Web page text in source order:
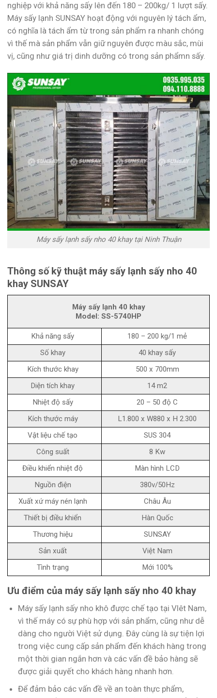
nghiệp với khả năng sấy lên đến 180 – 200kg/ 1 lượt sấy.
Máy sấy lạnh SUNSAY hoạt động với nguyên lý tách ẩm,
có nghĩa là tách ẩm từ trong sản phẩm ra nhanh chóng
vì thế mà sản phẩm vẫn giữ nguyên được màu sắc, mùi
vị, cũng như giá trị dinh dưỡng có trong sản phẩmn sấy.
Máy sấy lạnh sấy nho 40 khay tại Ninh Thuận
Thông số kỹ thuật máy sấy lạnh sấy nho 40
khay SUNSAY
Máy sấy lạnh 40 khay
Model: SS-5740HP
Khả năng sấy
180 – 200 kg/1 mẻ
Số khay
40 khay sấy
Kích thước khay
500 x 700mm
Diện tích khay
14 m2
Nhiệt độ sấy
20 – 50 độ C
Kích thước máy
L1.800 x W880 x H 2.300
Vật liệu chế tạo
SUS 304
Công suất
8 Kw
Điều khiển nhiệt độ
Màn hình LCD
Nguồn điện
380v/50Hz
Xuất xứ máy nén lạnh
Châu Âu
Thiết bị điều khiển
Hàn Quốc
Thương hiệu
SUNSAY
Sản xuất
Việt Nam
Tình trạng
Mới 100%
Ưu điểm của máy sấy lạnh sấy nho 40 khay
Máy sấy lạnh sấy nho khô được chế tạo tại VIêt Nam,
vì thế máy có sự phù hợp với sản phẩm, cũng như dễ
dàng cho người Việt sử dụng. Đây cùng là sự tiện lợi
trong việc cung cấp sản phẩm đến khách hàng trong
một thời gian ngắn hơn và các vấn đề bảo hàng sẽ
được giải quyết cho khách hàng nhanh hơn.
Để đảm bảo các vấn đề về an toàn thực phẩm,